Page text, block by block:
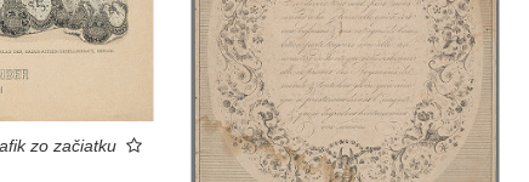
zo začiatku